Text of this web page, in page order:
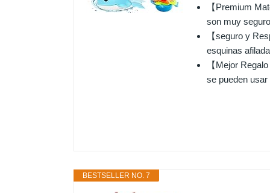
【Premium
son muy
【seguro y
esquinas
【Mejor
se pueden
BESTSELLER NO. 7